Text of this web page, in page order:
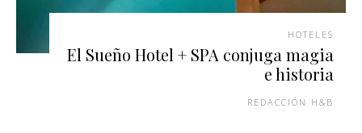
HOTELES
El Sueño Hotel + SPA conjuga magia
e historia
REDACCIÓN H&B